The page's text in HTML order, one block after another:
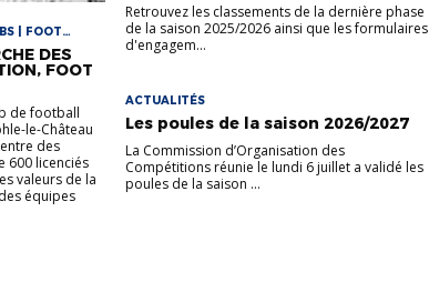
| FOOT
DES
FOOT
de football
le-Château
des
600 licenciés
valeurs de la
équipes
Retrouvez les classements de la dernière phase
de la saison 2025/2026 ainsi que les formulaires
d'engagem...
ACTUALITÉS
Les poules de la saison 2026/2027
La Commission d’Organisation des
Compétitions réunie le lundi 6 juillet a validé les
poules de la saison ...